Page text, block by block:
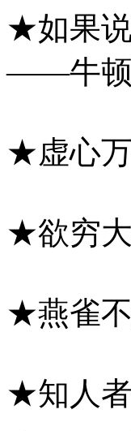
★如果
——牛顿
★虚心
★欲穷
★燕雀
★知人者